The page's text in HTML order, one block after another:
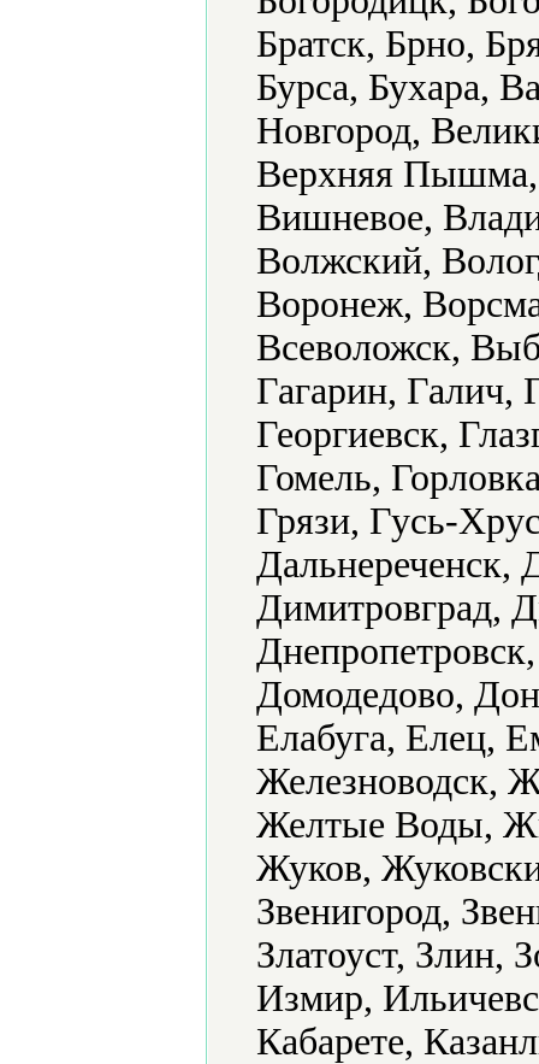
Братск, Брно,
Бурса, Бухара,
Новгород,
Верхняя Пышма,
Вишневое,
Волжский,
Воронеж,
Всеволожск,
Гагарин, Галич,
Георгиевск,
Гомель,
Грязи, Гусь-
Дальнереченск,
Димитровград,
Домодедово,
Елабуга, Елец,
Железноводск,
Желтые Воды,
Жуков,
Звенигород,
Златоуст, Злин,
Измир,
Кабарете,